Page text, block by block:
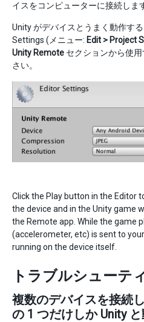
イスをコンピューターに接続しま
Unity がデバイスとうまく動作す
Settings (メニュー: Edit > Project
Unity Remote セクションから使
さい。
Click the Play button in the Editor
the device and in the Unity game
the Remote app. While the game
(accelerometer, etc) is sent to
running on the device itself.
トラブルシューテ
複数のデバイスを接続
の 1 つだけしか Unity